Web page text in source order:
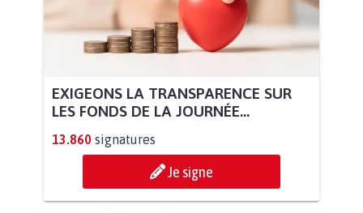
EXIGEONS LA TRANSPARENCE SUR
LES FONDS DE LA JOURNÉE...
13.860 signatures
Je signe